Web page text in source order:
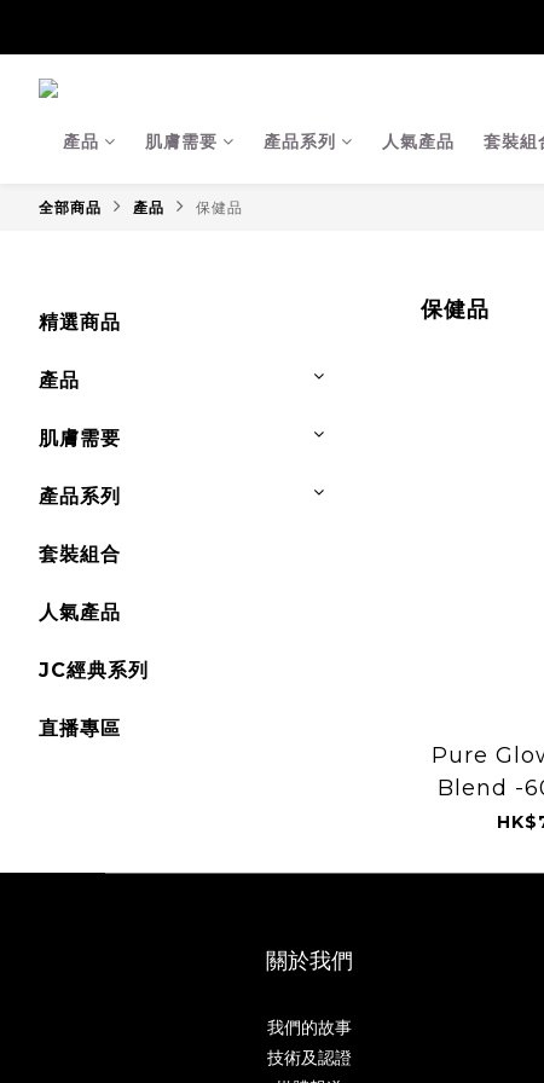
【
產品 肌膚需要 產品系列 人氣產品 套裝組
全部商品 產品 保健品
精選商品
產品
肌膚需要
產品系列
套裝組合
人氣產品
JC經典系列
直播專區
保健品
Pure
Blend -
關於我們
我們的故事
技術及認證